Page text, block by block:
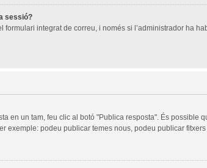
sessió?
integrat de correu, i només si l’administrador ha
en un tam, feu clic al botó "Publica resposta". És
exemple: podeu publicar temes nous, podeu publicar